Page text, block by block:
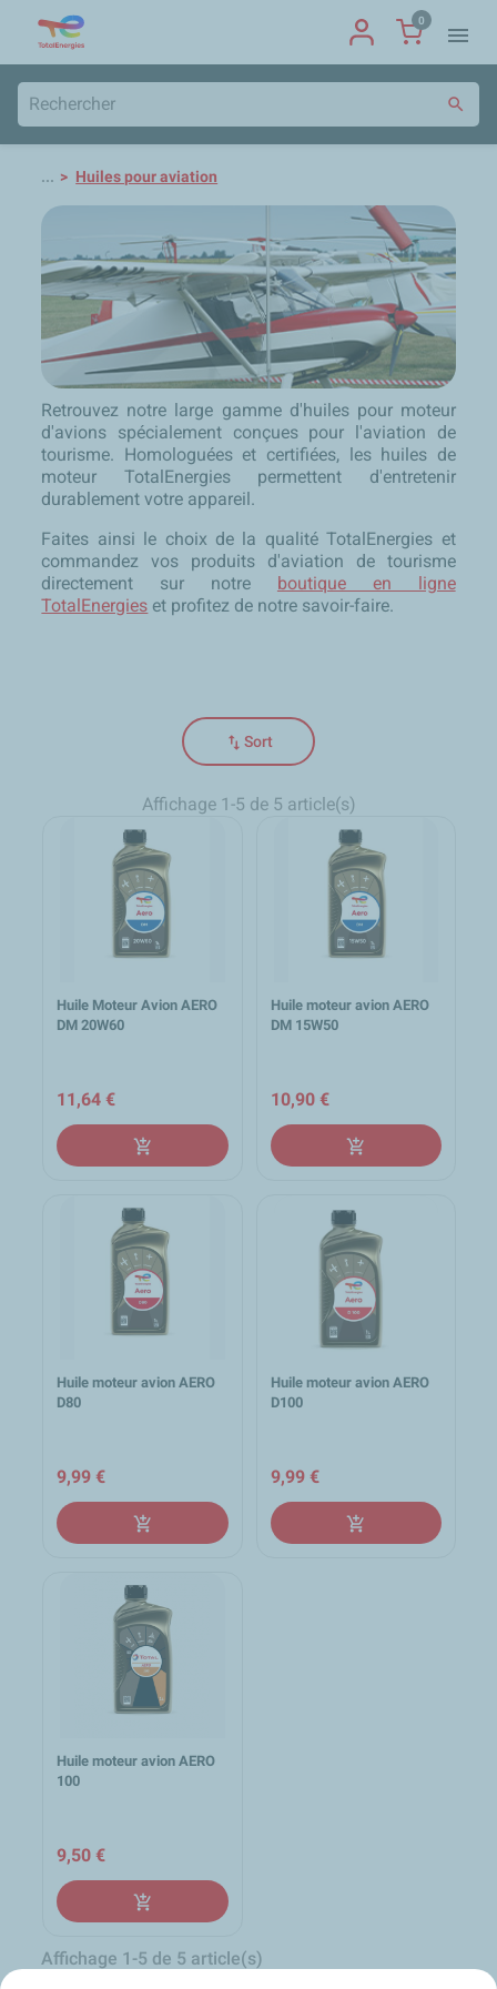
0
menu
search
... Huiles pour aviation
Retrouvez notre large gamme d'huiles pour moteur
d'avions spécialement conçues pour l'aviation de
tourisme. Homologuées et certifiées, les huiles de
moteur TotalEnergies permettent d'entretenir
durablement votre appareil.
Faites ainsi le choix de la qualité TotalEnergies et
commandez vos produits d'aviation de tourisme
directement sur notre
boutique en ligne
TotalEnergies et profitez de notre savoir-faire.
swap_vert Sort
Affichage 1-5 de 5 article(s)
Huile Moteur Avion AERO
DM 20W60
11,64 €
add_shopping_cart
Huile moteur avion AERO
DM 15W50
10,90 €
add_shopping_cart
Huile moteur avion AERO
D80
9,99 €
add_shopping_cart
Huile moteur avion AERO
D100
9,99 €
add_shopping_cart
Huile moteur avion AERO
100
9,50 €
add_shopping_cart
Affichage 1-5 de 5 article(s)